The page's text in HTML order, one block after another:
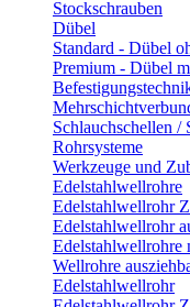
Stockschrauben
Dübel
Standard - Dübel
Premium - Dübel
Schlauchschellen /
Rohrsysteme
Werkzeuge und
Edelstahlwellrohre
Edelstahlwellrohr
Edelstahlwellrohr
Edelstahlwellrohre
Wellrohre
Edelstahlwellrohr